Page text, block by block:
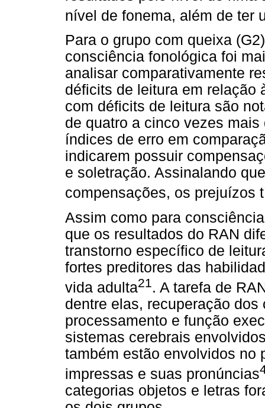
nível de fonema, além de ter
Para o grupo com queixa
consciência fonológica foi
analisar comparativamente
déficits de leitura em relação
com déficits de leitura são
de quatro a cinco vezes
índices de erro em
indicarem possuir
e soletração. Assinalando
compensações, os prejuízos
Assim como para
que os resultados do RAN
transtorno específico de
fortes preditores das
vida adulta21 . A tarefa de
dentre elas, recuperação
processamento e função
sistemas cerebrais
também estão envolvidos no
impressas e suas pronúncias
categorias objetos e letras